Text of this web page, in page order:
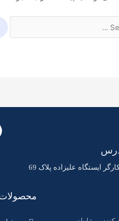
ایستگاه علیزاده پلاک 69